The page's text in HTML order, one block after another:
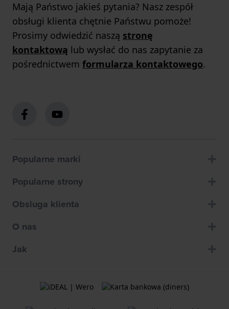
Mają Państwo jakieś pytania? Nasz zespół
obsługi klienta chętnie Państwu pomoże!
Prosimy odwiedzić naszą stronę
kontaktową lub wysłać do nas zapytanie za
pośrednictwem formularza kontaktowego.
Popularne marki
Popularne strony
Obsluga klienta
O nas
Jak